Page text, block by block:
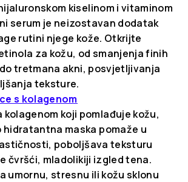
kiselinom i vitaminom
serum je neizostavan dodatak
rutini njege kože. Otkrijte
za kožu, od smanjenja finih
tretmana akni, posvjetljivanja
teksture.
s kolagenom
kolagenom koji pomlađuje kožu,
hidratantna maska pomaže u
poboljšava teksturu
čvršći, mladolikiji izgled tena.
umornu, stresnu ili kožu sklonu